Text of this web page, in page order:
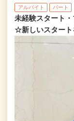
アルバイト パート
未経験スタート
☆新しいスタート